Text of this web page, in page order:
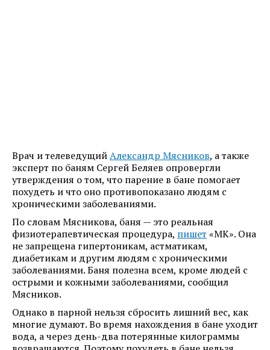
Врач и телеведущийАлександр Мясников, а также
эксперт по баням Сергей Беляев опровергли
утверждения о том, что парение в бане помогает
похудеть и что оно противопоказано людям с
хроническими заболеваниями.
По словам Мясникова, баня — это реальная
физиотерапевтическая процедура, пишет «МК». Она
не запрещена гипертоникам, астматикам,
диабетикам и другим людям с хроническими
заболеваниями. Баня полезна всем, кроме людей с
острыми и кожными заболеваниями, сообщил
Мясников.
Однако в парной нельзя сбросить лишний вес, как
многие думают. Во время нахождения в бане уходит
вода, а через день-два потерянные килограммы